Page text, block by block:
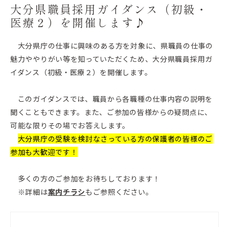
大分県職員採用ガイダンス（初級・
医療２）を開催します♪
大分県庁の仕事に興味のある方を対象に、県職員の仕事の
魅力ややりがい等を知っていただくため、大分県職員採用ガ
イダンス（初級・医療２）を開催します。
このガイダンスでは、職員から各職種の仕事内容の説明を
聞くこともできます。また、ご参加の皆様からの疑問点に、
可能な限りその場でお答えします。
大分県庁の受験を検討なさっている方の保護者の皆様のご
参加も大歓迎です！
多くの方のご参加をお待ちしております！
※詳細は案内チラシもご参照ください。